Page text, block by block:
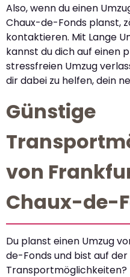
Also, wenn du einen
Chaux-de-Fonds planst,
kontaktieren. Mit Lange
kannst du dich auf einen
stressfreien Umzug
dir dabei zu helfen, dein
Günstige
von
Chaux-de-
Du planst einen Umzug
de-Fonds und bist auf
Transportmöglichkeiten?